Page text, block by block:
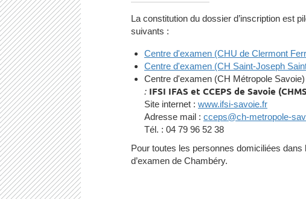
La constitution du dossier d’inscription est
suivants :
Centre d'examen (CHU de Clermont
Centre d'examen (CH Saint-Joseph
Centre d'examen (CH Métropole Savoie)
: IFSI IFAS et CCEPS de Savoie
Site internet : www.ifsi-savoie.fr
Adresse mail : cceps@ch-metropole-
Tél. : 04 79 96 52 38
Pour toutes les personnes domiciliées
d’examen de Chambéry.